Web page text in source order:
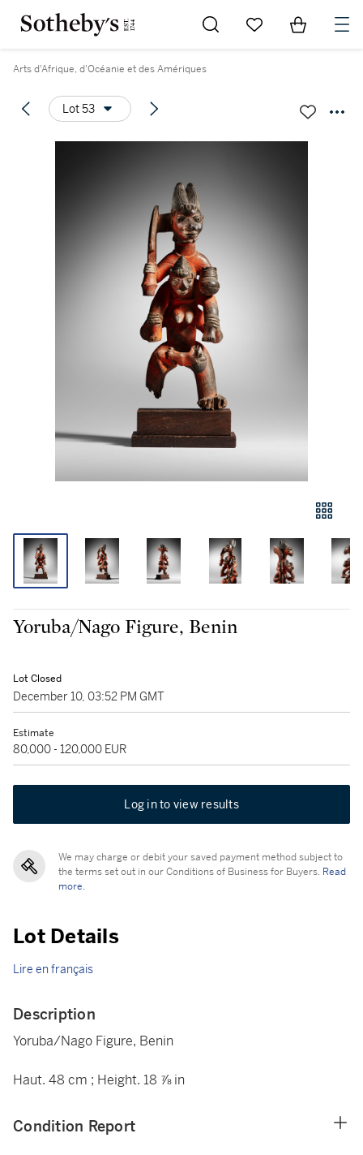
Go to My Favorites
Items in
Arts d'Afrique, d'Océanie et des Amériques
Lot 53
Yoruba/Nago Figure, Benin
Lot Closed
December 10, 03:52 PM GMT
Estimate
80,000 - 120,000 EUR
Log in to view results
We may charge or debit your saved payment method subject to
the terms set out in our Conditions of Business for Buyers. Read
more.
Lot Details
Lire en français
Description
Yoruba/Nago Figure, Benin
Haut. 48 cm ; Height. 18 ⅞ in
Condition Report